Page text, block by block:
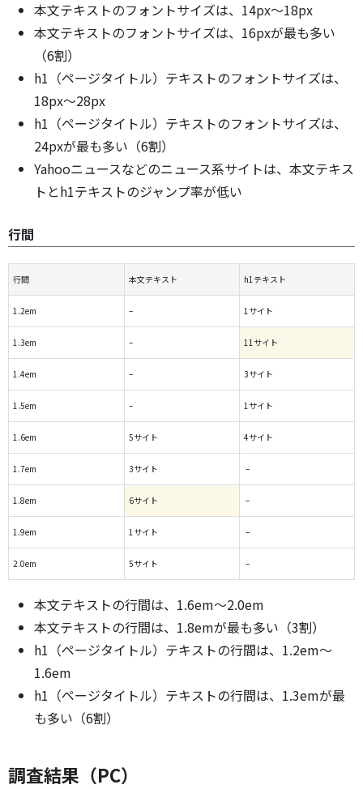
本文テキストのフォントサイズは、14px～18px
本文テキストのフォントサイズは、16pxが最も多い
（6割）
h1（ページタイトル）テキストのフォントサイズは、
18px～28px
h1（ページタイトル）テキストのフォントサイズは、
24pxが最も多い（6割）
Yahooニュースなどのニュース系サイトは、本文テキス
トとh1テキストのジャンプ率が低い
行間
行間 本文テキスト h1テキスト
1.2em – 1サイト
1.3em – 11サイト
1.4em – 3サイト
1.5em – 1サイト
1.6em 5サイト 4サイト
1.7em 3サイト –
1.8em 6サイト –
1.9em 1サイト –
2.0em 5サイト –
本文テキストの行間は、1.6em～2.0em
本文テキストの行間は、1.8emが最も多い（3割）
h1（ページタイトル）テキストの行間は、1.2em～
1.6em
h1（ページタイトル）テキストの行間は、1.3emが最
も多い（6割）
調査結果（PC）